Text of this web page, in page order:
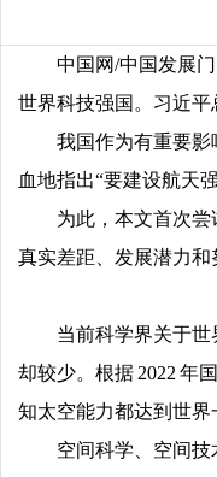
中国网/中国发展
世界科技强国。习近
我国作为有重要
血地指出“要建设航天
为此，本文首次
真实差距、发展潜力
当前科学界关于
却较少。根据 2022 年
知太空能力都达到世
空间科学、空间